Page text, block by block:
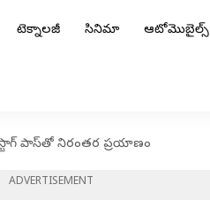
టెక్నాలజీ సినిమా ఆటోమొబైల్స్
పాస్‌తో నిరంతర ప్రయాణం
ADVERTISEMENT